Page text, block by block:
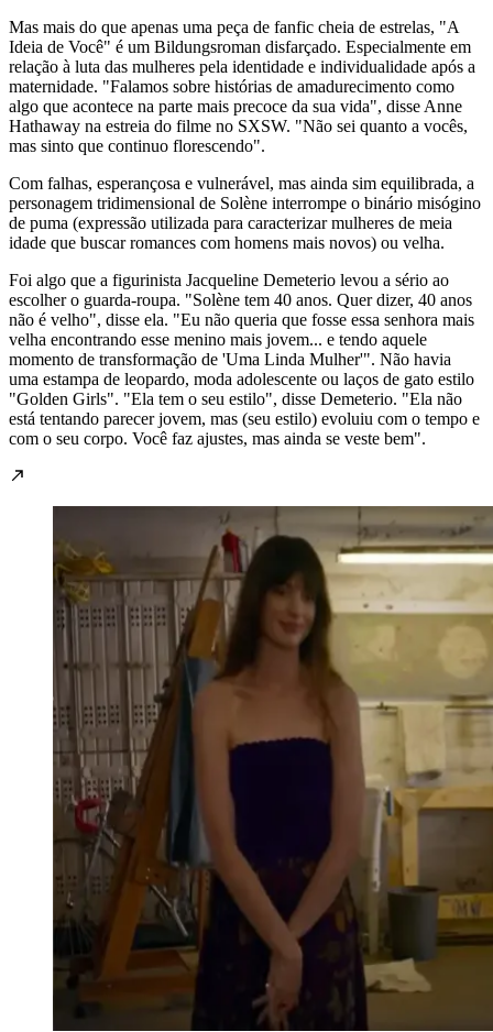
Mas mais do que apenas uma peça de fanfic cheia de estrelas, "A
Ideia de Você" é um Bildungsroman disfarçado. Especialmente em
relação à luta das mulheres pela identidade e individualidade após a
maternidade. "Falamos sobre histórias de amadurecimento como
algo que acontece na parte mais precoce da sua vida", disse Anne
Hathaway na estreia do filme no SXSW. "Não sei quanto a vocês,
mas sinto que continuo florescendo".
Com falhas, esperançosa e vulnerável, mas ainda sim equilibrada, a
personagem tridimensional de Solène interrompe o binário misógino
de puma (expressão utilizada para caracterizar mulheres de meia
idade que buscar romances com homens mais novos) ou velha.
Foi algo que a figurinista Jacqueline Demeterio levou a sério ao
escolher o guarda-roupa. "Solène tem 40 anos. Quer dizer, 40 anos
não é velho", disse ela. "Eu não queria que fosse essa senhora mais
velha encontrando esse menino mais jovem... e tendo aquele
momento de transformação de 'Uma Linda Mulher'". Não havia
uma estampa de leopardo, moda adolescente ou laços de gato estilo
"Golden Girls". "Ela tem o seu estilo", disse Demeterio. "Ela não
está tentando parecer jovem, mas (seu estilo) evoluiu com o tempo e
com o seu corpo. Você faz ajustes, mas ainda se veste bem".